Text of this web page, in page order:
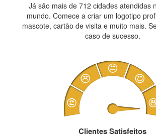
Já são mais de 712 cidades atendidas
mundo. Comece a criar um logotipo
mascote, cartão de visita e muito mais.
caso de sucesso.
Clientes Satisfeitos